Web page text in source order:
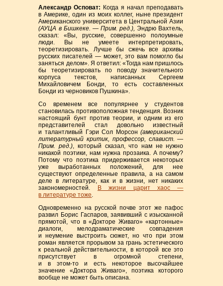
Александр Осповат: Когда я начал преподавать
в Америке, один из моих коллег, ныне президент
Американского университета в Центральной Азии
(АУЦА в Бишкеке. — Прим. ред.), Эндрю Вахтель,
сказал: «Вы, русские, совершенно полоумные
люди. Вы не умеете интерпретировать,
теоретизировать. Лучше бы сжечь все архивы
русских писателей — может, это вам помогло бы
заняться делом». Я ответил: «Тогда нам пришлось
бы теоретизировать по поводу значительного
корпуса текстов, написанных Сергеем
Михайловичем Бонди, то есть составленных
Бонди из черновиков Пушкина».
Со временем все популярнее у студентов
становилась противоположная тенденция. Возник
настоящий бунт против теории, и одним из его
представителей стал довольно известный
и талантливый Гэри Сол Морсон(американский
литературный критик, профессор, славист. —
Прим. ред.) , который сказал, что нам не нужно
никакой поэтики, нам нужна прозаика. А почему?
Потому что поэтика придерживается некоторых
уже выработанных положений, для нее
существуют определенные правила, а на самом
деле в литературе, как и в жизни, нет никаких
закономерностей. В жизни царит хаос —
в литературе тоже
Одновременно на русской почве этот же пафос
развил Борис Гаспаров, заявивший с изысканной
прямотой, что в «Докторе Живаго» «картонные»
диалоги, мелодраматические совпадения
и неумение выстроить сюжет, но что при этом
роман является прорывом за грань эстетического
к реальной действительности, в которой все это
присутствует в огромной степени,
и в этом-тои есть некоторое высочайшее
значение «Доктора Живаго», поэтика которого
вообще не может быть описана.